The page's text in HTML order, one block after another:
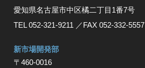
愛知県名古屋市中区橘⼆丁⽬1番7号
TEL 052-321-9211 ／FAX 052-332-5557
新市場開発部
〒460-0016